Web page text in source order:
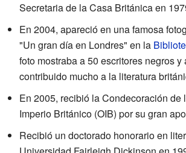
Secretaria de la Casa Británica en
En 2004, apareció en una famosa
"Un gran día en Londres" en la
foto mostraba a 50 escritores negros
contribuido mucho a la literatura
En 2005, recibió la Condecoración de
Imperio Británico (OIB) por su gran
Recibió un doctorado honorario en